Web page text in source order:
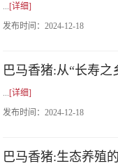
...[详细]
发布时间：2024-12-18
巴马香猪:从“长寿之
...[详细]
发布时间：2024-12-18
巴马香猪:生态养殖